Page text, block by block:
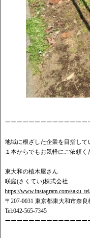
ーーーーーーーーーーーーー
地域に根ざした企業を目指して
１本からでもお気軽にご依頼く
東大和の植木屋さん
咲庭(さくてい)株式会社
https://www.instagram.com/
〒207-0031 東京都東大和市奈良
Tel:042-565-7345
ーーーーーーーーーーーーー